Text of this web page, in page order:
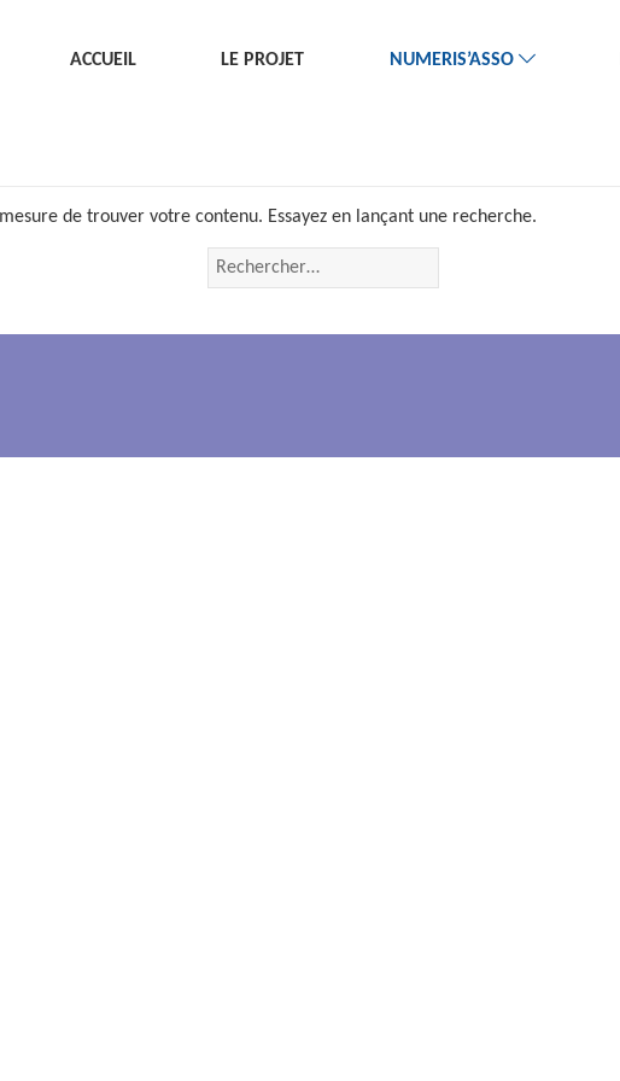
ACCUEIL LE PROJET NUMERIS’ASSO
de trouver votre contenu. Essayez en lançant une recherche.